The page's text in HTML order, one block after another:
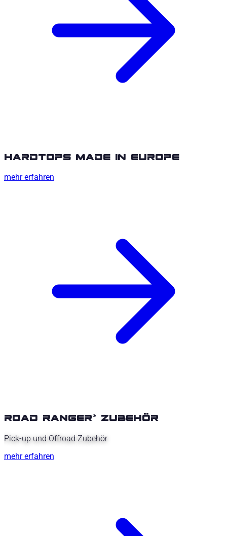
hardtops made in europe
mehr erfahren
road ranger® zubehör
Pick-up und Offroad Zubehör
mehr erfahren